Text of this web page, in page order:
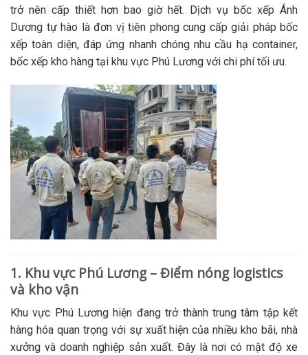
trở nên cấp thiết hơn bao giờ hết. Dịch vụ bốc xếp Ánh
Dương tự hào là đơn vị tiên phong cung cấp giải pháp bốc
xếp toàn diện, đáp ứng nhanh chóng nhu cầu hạ container,
bốc xếp kho hàng tại khu vực Phú Lương với chi phí tối ưu.
1. Khu vực Phú Lương – Điểm nóng logistics
và kho vận
Khu vực Phú Lương hiện đang trở thành trung tâm tập kết
hàng hóa quan trọng với sự xuất hiện của nhiều kho bãi, nhà
xưởng và doanh nghiệp sản xuất. Đây là nơi có mật độ xe